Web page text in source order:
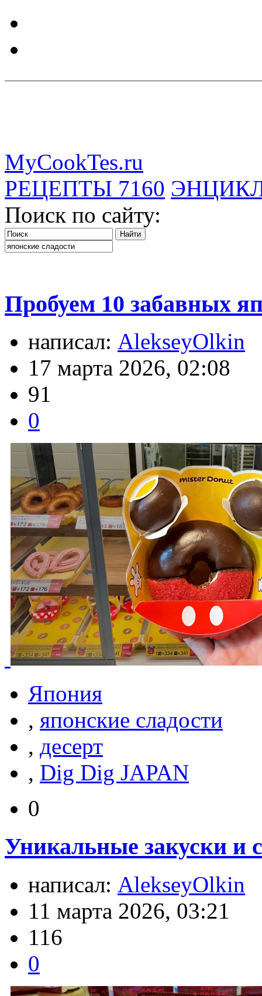
MyCookTes.ru
РЕЦЕПТЫ 7160
Поиск по сайту:
Пробуем 10 забавных
написал: AlekseyOlkin
17 марта 2026, 02:08
91
0
Япония
, японские сладости
, десерт
, Dig Dig JAPAN
0
Уникальные закуски и
написал: AlekseyOlkin
11 марта 2026, 03:21
116
0